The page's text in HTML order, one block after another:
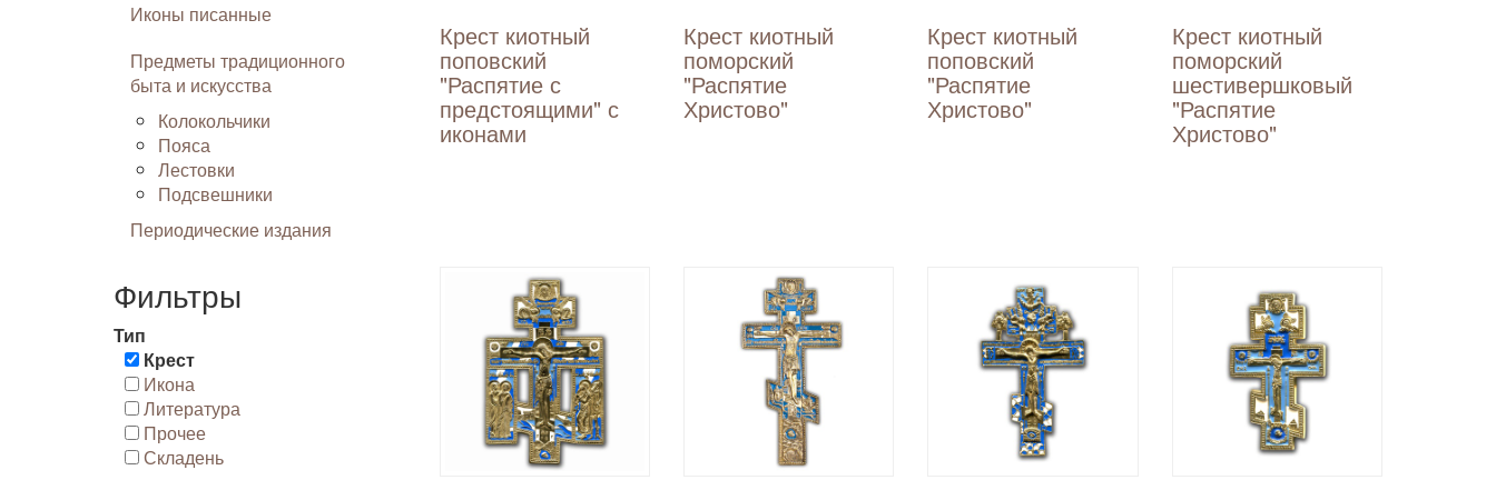
Иконы писанные
Предметы традиционного
быта и искусства
Колокольчики
Пояса
Лестовки
Подсвешники
Периодические издания
Фильтры
Тип
Крест
Икона
Литература
Прочее
Складень
Крест киотный
поповский
"Распятие с
предстоящими" с
иконами
Крест киотный
поморский
"Распятие
Христово"
Крест киотный
поповский
"Распятие
Христово"
Крест киотный
поморский
шестивершковый
"Распятие
Христово"